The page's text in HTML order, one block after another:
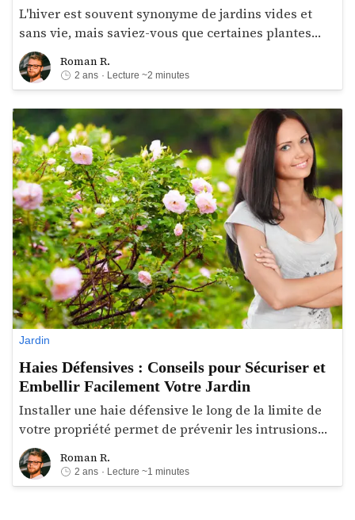
L'hiver est souvent synonyme de jardins vides et
sans vie, mais saviez-vous que certaines plantes
offrent des fleurs même pendant cette période ?
Dans cet article, nous explorerons quelques-unes
des plantes les plus appréciées pour leur capacité à
égayer un jardin en hiver et partagerons quelques
conseils sur comment les choisir.
Roman R.Roman R.
2 ans · Lecture ~2 minutes
Jardin
Haies Défensives : Conseils pour Sécuriser et
Embellir Facilement Votre Jardin
Installer une haie défensive le long de la limite de
votre propriété permet de prévenir les intrusions
indésirables dans votre jardin tout en conservant un
aspect naturel et verdoyant. Cette solution présente
de nombreux avantages par rapport à un mur en
Roman R.Roman R.
2 ans · Lecture ~1 minutes